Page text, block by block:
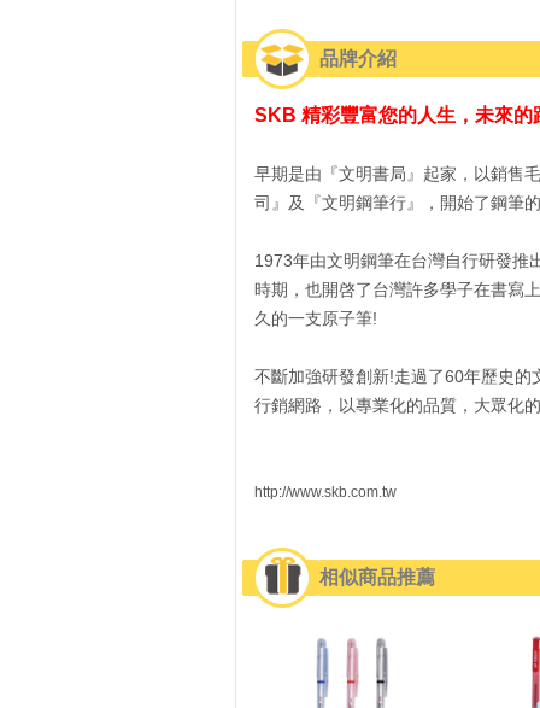
品牌介紹
SKB 精彩豐富您的人生， 未來的
早期是由『文明書局』起家，以銷售
司』及『文明鋼筆行』，開始了鋼筆
1973年由文明鋼筆在台灣自行研發推
時期，也開啓了台灣許多學子在書寫
久的一支原子筆!
不斷加強研發創新!走過了60年歷史
行銷網路，以專業化的品質，大眾化
http://www.skb.com.tw
相似商品推薦